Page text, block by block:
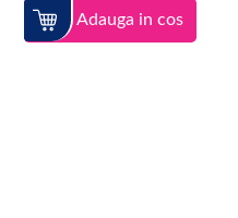
Adauga in cos